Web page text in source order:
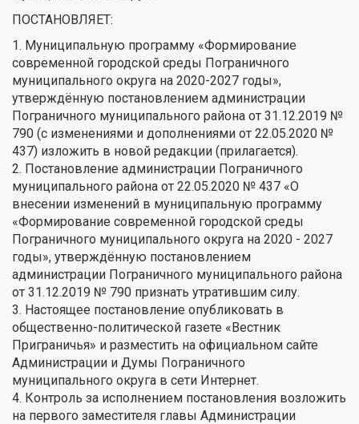
ПОСТАНОВЛЯЕТ:
1. Муниципальную программу «Формирование
современной городской среды Пограничного
муниципального округа на 2020-2027 годы»,
утверждённую постановлением администрации
Пограничного муниципального района от 31.12.2019 №
790 (с изменениями и дополнениями от 22.05.2020 №
437) изложить в новой редакции (прилагается).
2. Постановление администрации Пограничного
муниципального района от 22.05.2020 № 437 «О
внесении изменений в муниципальную программу
«Формирование современной городской среды
Пограничного муниципального округа на 2020 - 2027
годы», утверждённую постановлением
администрации Пограничного муниципального района
от 31.12.2019 № 790 признать утратившим силу.
3. Настоящее постановление опубликовать в
общественно-политической газете «Вестник
Приграничья» и разместить на официальном сайте
Администрации и Думы Пограничного
муниципального округа в сети Интернет.
4. Контроль за исполнением постановления возложить
на первого заместителя главы Администрации